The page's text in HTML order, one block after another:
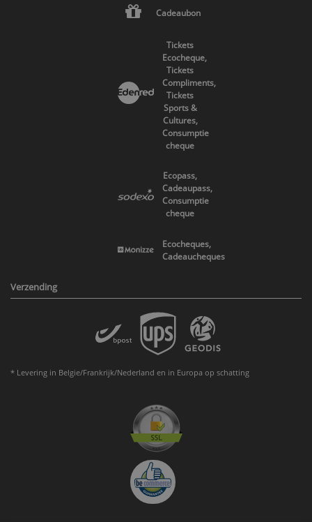
Cadeaubon
Tickets
Ecocheque,
Tickets
Compliments,
Tickets
Sports &
Cultures,
Consumptie
cheque
Ecopass,
Cadeaupass,
Consumptie
cheque
Ecocheques,
Cadeaucheques
Verzending
* Levering in Belgie/Frankrijk/Nederland en in Europa op schatting